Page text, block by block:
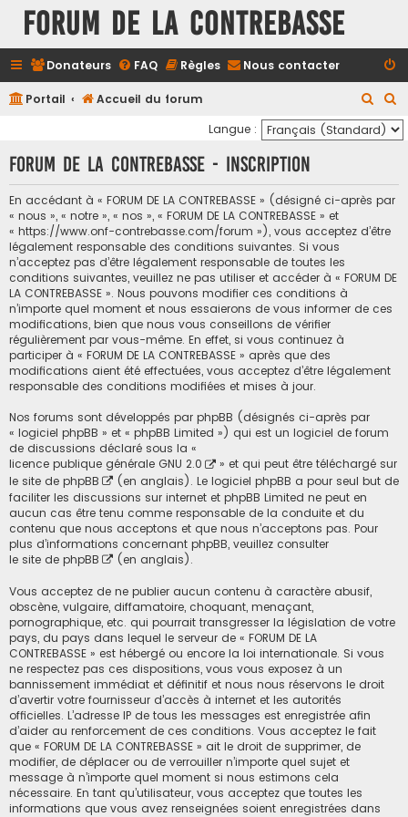
FORUM DE LA CONTREBASSE
Donateurs FAQ Règles Nous contacter
Portail Accueil du forum
e
c
e
c
c
r
Langue :
FORUM DE LA CONTREBASSE - Inscription
En accédant à « FORUM DE LA CONTREBASSE » (désigné ci-après par
« nous », « notre », « nos », « FORUM DE LA CONTREBASSE » et
« https://www.onf-contrebasse.com/forum »), vous acceptez d’être
légalement responsable des conditions suivantes. Si vous
n’acceptez pas d’être légalement responsable de toutes les
conditions suivantes, veuillez ne pas utiliser et accéder à « FORUM DE
LA CONTREBASSE ». Nous pouvons modifier ces conditions à
n’importe quel moment et nous essaierons de vous informer de ces
modifications, bien que nous vous conseillons de vérifier
régulièrement par vous-même. En effet, si vous continuez à
participer à « FORUM DE LA CONTREBASSE » après que des
modifications aient été effectuées, vous acceptez d’être légalement
responsable des conditions modifiées et mises à jour.
Nos forums sont développés par phpBB (désignés ci-après par
« logiciel phpBB » et « phpBB Limited ») qui est un logiciel de forum
de discussions déclaré sous la «
licence publique générale GNU 2.0
» et qui peut être téléchargé sur
le site de phpBB
(en anglais). Le logiciel phpBB a pour seul but de
faciliter les discussions sur internet et phpBB Limited ne peut en
aucun cas être tenu comme responsable de la conduite et du
contenu que nous acceptons et que nous n’acceptons pas. Pour
plus d’informations concernant phpBB, veuillez consulter
le site de phpBB
(en anglais).
Vous acceptez de ne publier aucun contenu à caractère abusif,
obscène, vulgaire, diffamatoire, choquant, menaçant,
pornographique, etc. qui pourrait transgresser la législation de votre
pays, du pays dans lequel le serveur de « FORUM DE LA
CONTREBASSE » est hébergé ou encore la loi internationale. Si vous
ne respectez pas ces dispositions, vous vous exposez à un
bannissement immédiat et définitif et nous nous réservons le droit
d’avertir votre fournisseur d’accès à internet et les autorités
officielles. L’adresse IP de tous les messages est enregistrée afin
d’aider au renforcement de ces conditions. Vous acceptez le fait
que « FORUM DE LA CONTREBASSE » ait le droit de supprimer, de
modifier, de déplacer ou de verrouiller n’importe quel sujet et
message à n’importe quel moment si nous estimons cela
nécessaire. En tant qu’utilisateur, vous acceptez que toutes les
informations que vous avez renseignées soient enregistrées dans